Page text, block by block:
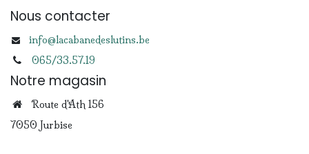
Nous contacter
info@lacabanedeslutins.be
065/33.57.19
Notre magasin
Route d'Ath 156
7050 Jurbise